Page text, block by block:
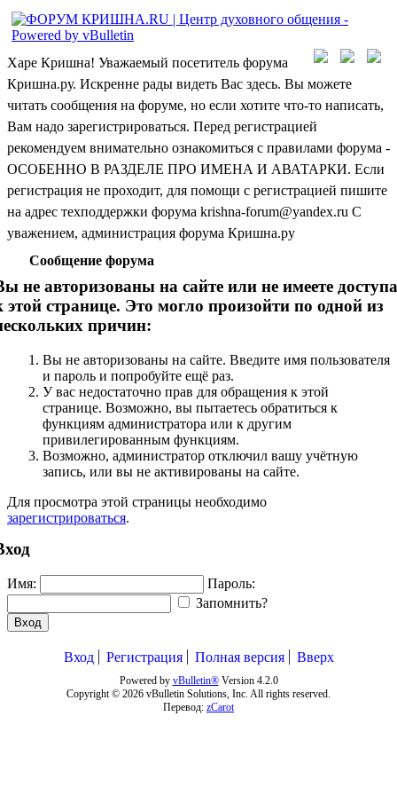
Харе Кришна! Уважаемый посетитель форума
Кришна.ру. Искренне рады видеть Вас здесь. Вы можете
читать сообщения на форуме, но если хотите что-то написать,
Вам надо зарегистрироваться. Перед регистрацией
рекомендуем внимательно ознакомиться с правилами форума -
ОСОБЕННО В РАЗДЕЛЕ ПРО ИМЕНА И АВАТАРКИ. Если
регистрация не проходит, для помощи с регистрацией пишите
на адрес техподдержки форума krishna-forum@yandex.ru С
уважением, администрация форума Кришна.ру
Сообщение форума
не авторизованы на сайте или не имеете доступа
этой странице. Это могло произойти по одной из
причин:
Вы не авторизованы на сайте. Введите имя пользователя
и пароль и попробуйте ещё раз.
У вас недостаточно прав для обращения к этой
странице. Возможно, вы пытаетесь обратиться к
функциям администратора или к другим
привилегированным функциям.
Возможно, администратор отключил вашу учётную
запись, или вы не активированы на сайте.
Для просмотра этой страницы необходимо
зарегистрироваться.
Имя:
Пароль:
Запомнить?
Вход
Вход Регистрация Полная версия Вверх
Powered by vBulletin®Version 4.2.0
Copyright © 2026 vBulletin Solutions, Inc. All rights reserved.
Перевод: zCarot